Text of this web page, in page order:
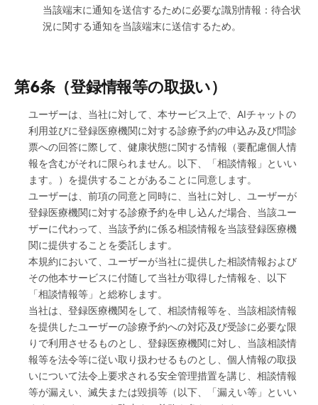
当該端末に通知を送信するために必要な識別情報：待合状
況に関する通知を当該端末に送信するため。
第6条（登録情報等の取扱い）
ユーザーは、当社に対して、本サービス上で、AIチャットの
利用並びに登録医療機関に対する診療予約の申込み及び問診
票への回答に際して、健康状態に関する情報（要配慮個人情
報を含むがそれに限られません。以下、「相談情報」といい
ます。）を提供することがあることに同意します。
ユーザーは、前項の同意と同時に、当社に対し、ユーザーが
登録医療機関に対する診療予約を申し込んだ場合、当該ユー
ザーに代わって、当該予約に係る相談情報を当該登録医療機
関に提供することを委託します。
本規約において、ユーザーが当社に提供した相談情報および
その他本サービスに付随して当社が取得した情報を、以下
「相談情報等」と総称します。
当社は、登録医療機関をして、相談情報等を、当該相談情報
を提供したユーザーの診療予約への対応及び受診に必要な限
りで利用させるものとし、登録医療機関に対し、当該相談情
報等を法令等に従い取り扱わせるものとし、個人情報の取扱
いについて法令上要求される安全管理措置を講じ、相談情報
等が漏えい、滅失または毀損等（以下、「漏えい等」といい